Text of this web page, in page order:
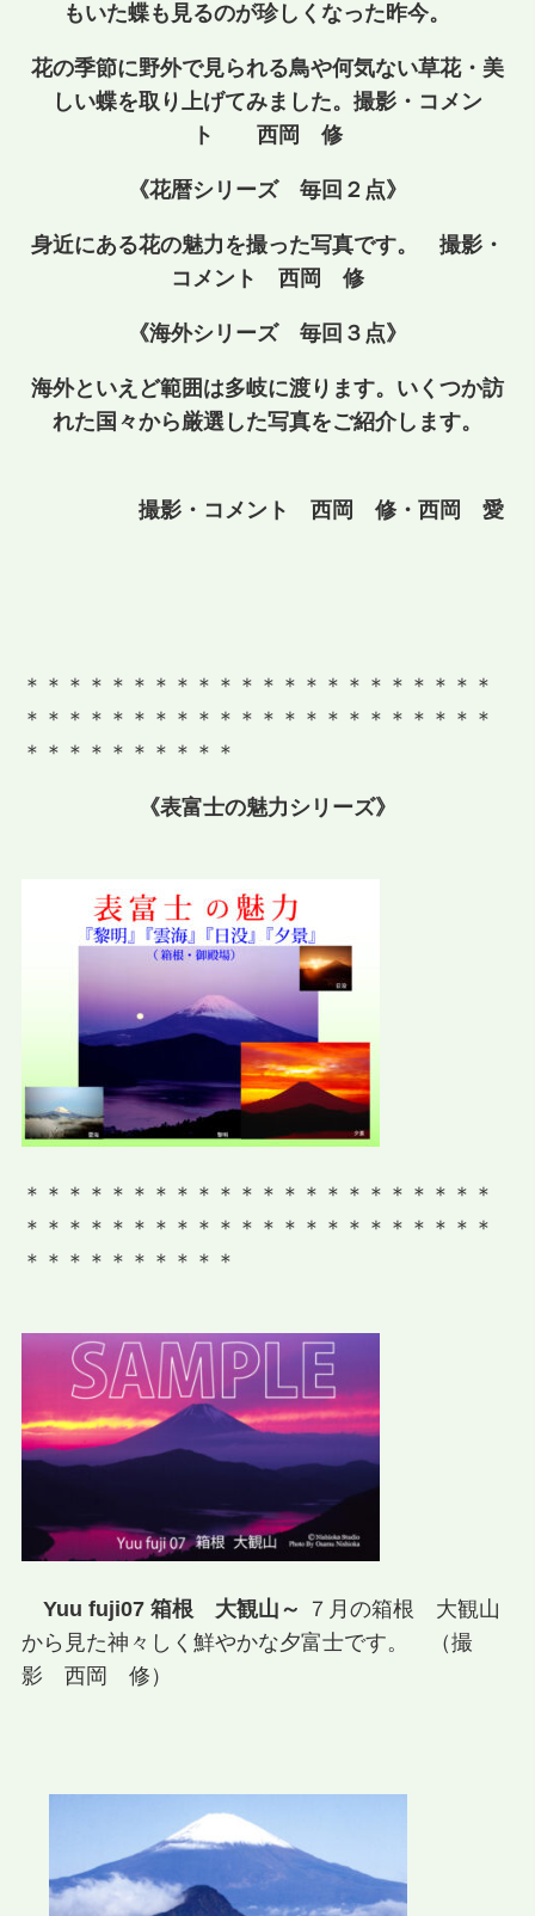
もいた蝶も見るのが珍しくなった昨今。
花の季節に野外で見られる鳥や何気ない草花・美
しい蝶を取り上げてみました。撮影・コメン
ト 西岡 修
《花暦シリーズ 毎回２点》
身近にある花の魅力を撮った写真です。 撮影・
コメント 西岡 修
《海外シリーズ 毎回３点》
海外といえど範囲は多岐に渡ります。いくつか訪
れた国々から厳選した写真をご紹介します。
撮影・コメント 西岡 修・西岡 愛
＊＊＊＊＊＊＊＊＊＊＊＊＊＊＊＊＊＊＊＊＊＊
＊＊＊＊＊＊＊＊＊＊＊＊＊＊＊＊＊＊＊＊＊＊
＊＊＊＊＊＊＊＊＊＊
《表富士の魅力シリーズ》
＊＊＊＊＊＊＊＊＊＊＊＊＊＊＊＊＊＊＊＊＊＊
＊＊＊＊＊＊＊＊＊＊＊＊＊＊＊＊＊＊＊＊＊＊
＊＊＊＊＊＊＊＊＊＊
Yuu fuji07 箱根 大観山～
７月の箱根 大観山
から見た神々しく鮮やかな夕富士です。 （撮
影 西岡 修）